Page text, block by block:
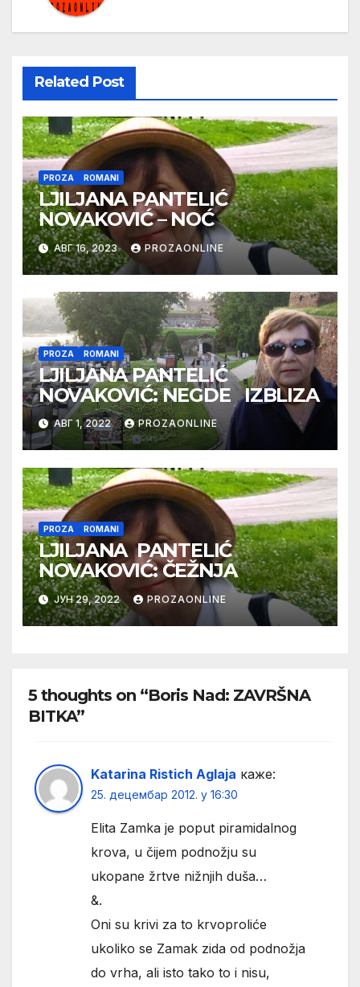
Related Post
PROZA ROMANI
LJILJANA PANTELIĆ
NOVAKOVIĆ – NOĆ
АВГ 16, 2023 PROZAONLINE
PROZA ROMANI
LJILJANA PANTELIĆ
NOVAKOVIĆ: NEGDE IZBLIZA
АВГ 1, 2022 PROZAONLINE
PROZA ROMANI
LJILJANA PANTELIĆ
NOVAKOVIĆ: ČEŽNJA
ЈУН 29, 2022 PROZAONLINE
5 thoughts on “Boris Nad: ZAVRŠNA
BITKA”
Katarina Ristich Aglaja каже:
25. децембар 2012. у 16:30
Elita Zamka je poput piramidalnog
krova, u čijem podnožju su
ukopane žrtve nižnjih duša…
&.
Oni su krivi za to krvoproliće
ukoliko se Zamak zida od podnožja
do vrha, ali isto tako to i nisu,